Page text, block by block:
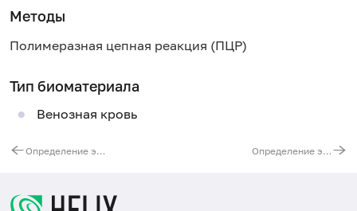
Методы
Полимеразная цепная реакция (ПЦР)
Тип биоматериала
Венозная кровь
Определение экспансии триплетов при спиноцеребеллярной атаксии 1 типа. Ген ATXN1 Определение экспансии триплетов при спиноцеребеллярной атаксии 3 типа. Ген ATXN3